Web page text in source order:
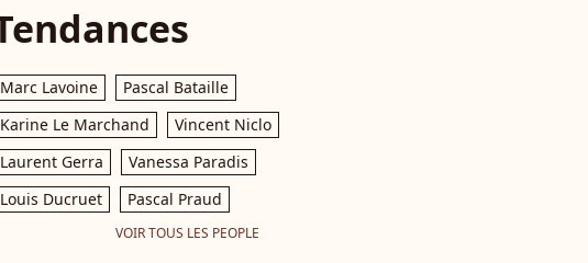
Marc Lavoine
Pascal Bataille
Karine Le Marchand
Vincent Niclo
Laurent Gerra
Vanessa Paradis
Louis Ducruet
Pascal Praud
VOIR TOUS LES PEOPLE